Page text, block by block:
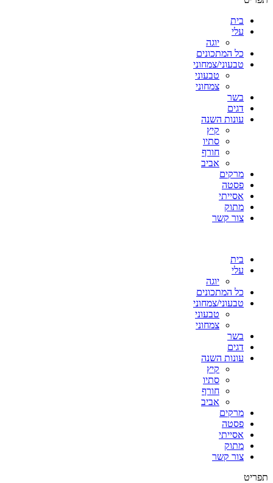
בית
עלי
יוגה
כל המתכונים
טבעוני/צמחוני
טבעוני
צמחוני
בשר
דגים
עונות השנה
קיץ
סתיו
חורף
אביב
מרקים
פסטה
אסייתי
מתוק
צור קשר
בית
עלי
יוגה
כל המתכונים
טבעוני/צמחוני
טבעוני
צמחוני
בשר
דגים
עונות השנה
קיץ
סתיו
חורף
אביב
מרקים
פסטה
אסייתי
מתוק
צור קשר
תפריט